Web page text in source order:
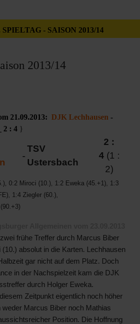
SPIELTAG - SAISON 2013/14
2013/14
21.09.2013:DJK Lechhausen -
2 : 4 }
-
TSV
Ustersbach
2 :
4 (1 :
2)
0:2 Miroci (10.), 1:2 Eweka (45.+1), 1:3
1:4 Ziegler (60.),
frühe Treffer durch Marcus Biber
absolut in die Karten. Lechhausen
gar nicht auf dem Platz. Doch
in der Nachspielzeit kam die DJK
durch Holger Eweka.
Zeitpunkt eigentlich noch höher
Marcus Biber noch Mathias
Position. Die Hoffnung